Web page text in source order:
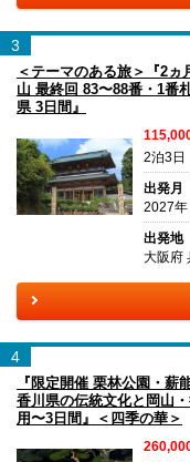
3
＜テーマのある旅＞『2
山 最終回 83〜88番・1番
県 3日間』
2泊3日
出発月
2027
出発地
大阪府
4
『限定開催 栗林公園・
香川県の伝統文化と岡山
用〜3日間』＜四季の華＞